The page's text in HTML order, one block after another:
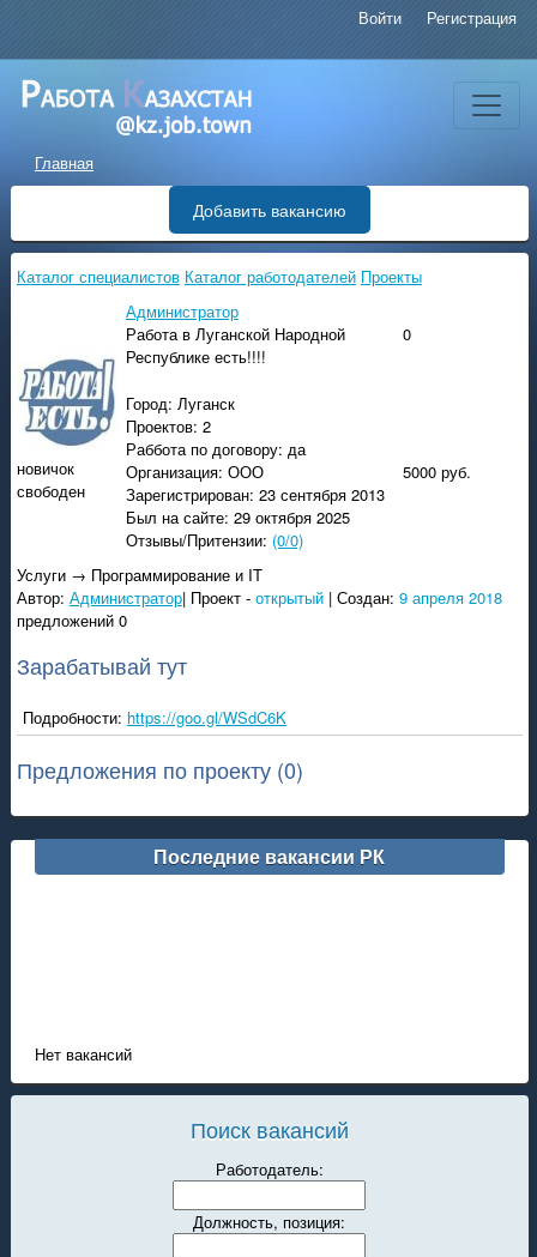
Войти Регистрация
Главная
Добавить вакансию
Каталог специалистов Каталог работодателей Проекты
новичок
свободен
Администратор
Работа в Луганской Народной
Республике есть!!!!
0
Город: Луганск
Проектов: 2
Раббота по договору: да
Организация: ООО
Зарегистрирован: 23 сентября 2013
Был на сайте: 29 октября 2025
Отзывы/Притензии: (0/0)
5000 руб.
Услуги → Программирование и IT
Автор: Администратор| Проект - открытый | Создан: 9 апреля 2018
предложений 0
Зарабатывай тут
Подробности: https://goo.gl/WSdC6K
Предложения по проекту (0)
Последние вакансии РК
Нет вакансий
Поиск вакансий
Работодатель:
Должность, позиция: